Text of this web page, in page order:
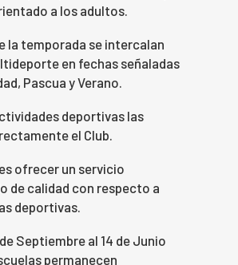
a los adultos.
la temporada se intercalan
en fechas señaladas
Pascua y Verano.
deportivas las
el Club.
ofrecer un servicio
de calidad con respecto a
deportivas.
Septiembre al 14 de Junio
permanecen